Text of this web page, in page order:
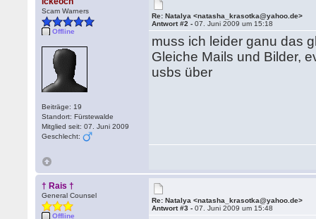
Scam Warners
Offline
Beiträge: 19
Standort: Fürstewalde
Mitglied seit: 07. Juni 2009
Geschlecht:
Re: Natalya <natasha_krasotka@yahoo.de>
Antwort #2 -07. Juni 2009 um 15:18
muss ich leider ganu das
Gleiche Mails und Bilder,
usbs über
† Rais †
General Counsel
Offline
Re: Natalya <natasha_krasotka@yahoo.de>
Antwort #3 -07. Juni 2009 um 15:48